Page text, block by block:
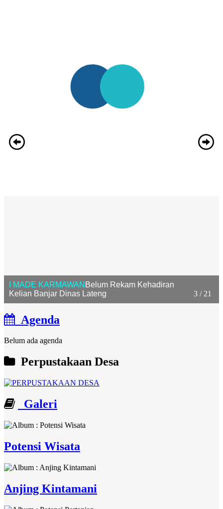
3 / 21
I MADE KARMAWAN Belum Rekam Kehadiran
Kelian Banjar Dinas Lateng
Agenda
Belum ada agenda
Perpustakaan Desa
Galeri
Potensi Wisata
Anjing Kintamani